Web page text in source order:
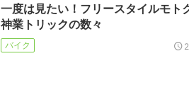
一度は見たい！フリースタイルモト
神業トリックの数々
バイク